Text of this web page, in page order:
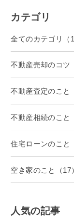
カテゴリ
全てのカテゴリ（
不動産売却のコツ
不動産査定のこと
不動産相続のこと
住宅ローンのこと
空き家のこと（17）
人気の記事